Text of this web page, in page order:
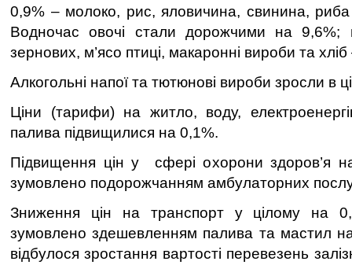
0,9% – молоко, рис, яловичина, свинина,
Водночас овочі стали дорожчими на 9,6%;
зернових, м’ясо птиці, макаронні вироби та
Алкогольні напої та тютюнові вироби зросли в
Ціни (тарифи) на житло, воду,
палива підвищилися на 0,1%.
Підвищення цін у сфері охорони здоров’я
зумовлено подорожчанням амбулаторних
Зниження цін на транспорт у цілому на
зумовлено здешевленням палива та мастил
відбулося зростання вартості перевезень